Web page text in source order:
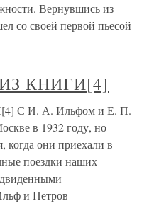
Вернувшись из
со своей первой пьесой
КНИГИ[4]
С И. А. Ильфом и Е. П.
в 1932 году, но
когда они приехали в
поездки наших
и Петров